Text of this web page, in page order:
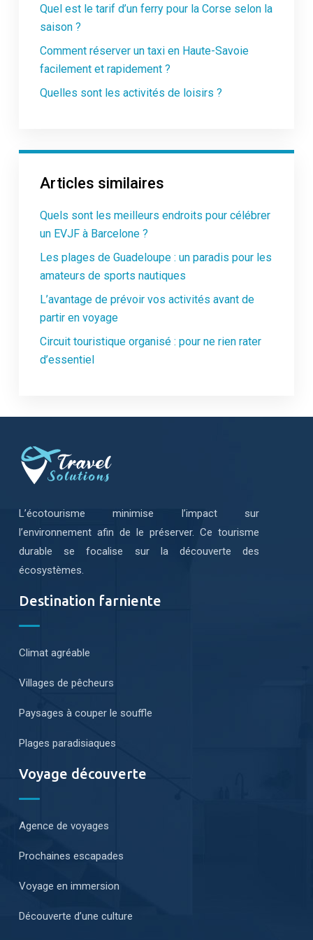
Quel est le tarif d’un ferry pour la Corse selon la
saison ?
Comment réserver un taxi en Haute-Savoie
facilement et rapidement ?
Quelles sont les activités de loisirs ?
Articles similaires
Quels sont les meilleurs endroits pour célébrer
un EVJF à Barcelone ?
Les plages de Guadeloupe : un paradis pour les
amateurs de sports nautiques
L’avantage de prévoir vos activités avant de
partir en voyage
Circuit touristique organisé : pour ne rien rater
d’essentiel
L’écotourisme minimise l’impact sur
l’environnement afin de le préserver. Ce tourisme
durable se focalise sur la découverte des
écosystèmes.
Destination farniente
Climat agréable
Villages de pêcheurs
Paysages à couper le souffle
Plages paradisiaques
Voyage découverte
Agence de voyages
Prochaines escapades
Voyage en immersion
Découverte d’une culture